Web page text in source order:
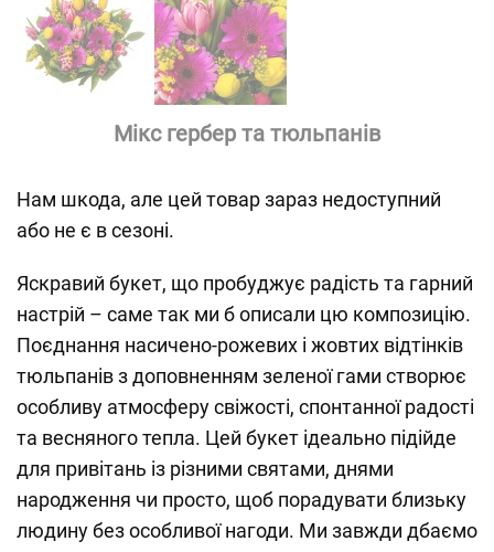
Мікс гербер та тюльпанів
Нам шкода, але цей товар зараз недоступний
або не є в сезоні.
Яскравий букет, що пробуджує радість та гарний
настрій – саме так ми б описали цю композицію.
Поєднання насичено-рожевих і жовтих відтінків
тюльпанів з доповненням зеленої гами створює
особливу атмосферу свіжості, спонтанної радості
та весняного тепла. Цей букет ідеально підійде
для привітань із різними святами, днями
народження чи просто, щоб порадувати близьку
людину без особливої нагоди. Ми завжди дбаємо